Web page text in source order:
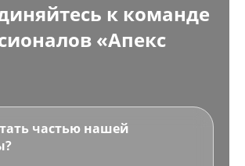
к команде
«Апекс
частью нашей